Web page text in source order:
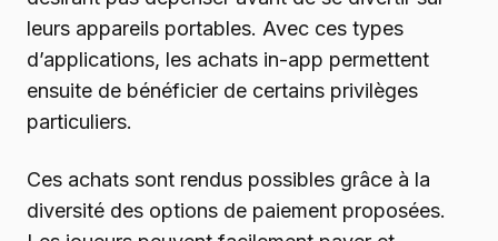
leurs appareils portables. Avec ces types
d’applications, les achats in-app permettent
ensuite de bénéficier de certains privilèges
particuliers.
Ces achats sont rendus possibles grâce à la
diversité des options de paiement proposées.